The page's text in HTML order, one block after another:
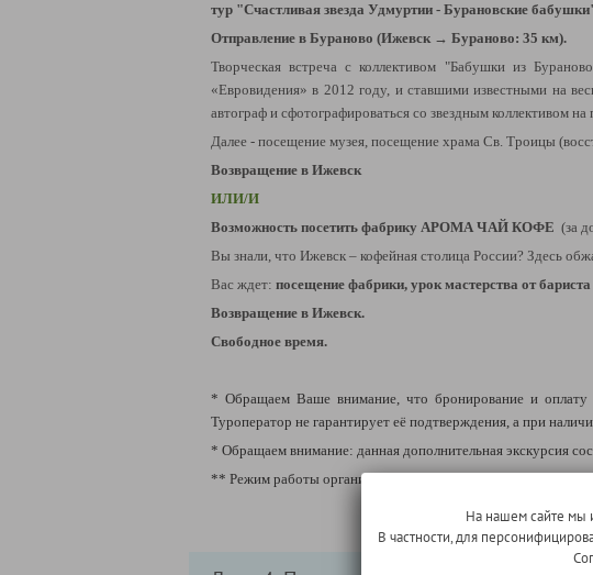
тур "Счастливая звезда Удмуртии - Бурановские бабушки
Отправление в Бураново (Ижевск → Бураново: 35 км).
Творческая встреча с коллективом "Бабушки из
«Евровидения» в 2012 году, и ставшими известными на
автограф и сфотографироваться со звездным коллективом на
Далее - посещение музея, посещение храма Св. Троицы
Возвращение в Ижевск
ИЛИ/И
Возможность посетить фабрику АРОМА ЧАЙ КОФЕ (за
Вы знали, что Ижевск – кофейная столица России? Здесь
Вас ждет: посещение фабрики, урок мастерства от бариста
Возвращение в Ижевск.
Свободное время.
* Обращаем Ваше внимание, что бронирование и оплату
Туроператор не гарантирует её подтверждения, а при
* Обращаем внимание: данная дополнительная экскурсия
** Режим работы организаций может меняться. Туроператор
На нашем сайте мы
В частности, для